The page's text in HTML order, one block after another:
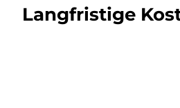
Langfristige